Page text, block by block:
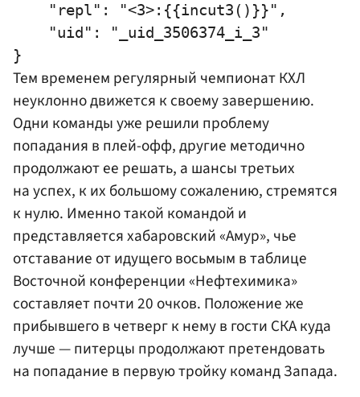
    "repl": "<3>:{{incut3()}}",
    "uid": "_uid_3506374_i_3"
Тем временем регулярный чемпионат КХЛ
неуклонно движется к своему завершению.
Одни команды уже решили проблему
попадания в плей-офф, другие методично
продолжают ее решать, а шансы третьих
на успех, к их большому сожалению, стремятся
к нулю. Именно такой командой и
представляется хабаровский«Амур», чье
отставание от идущего восьмым в таблице
Восточной конференции «Нефтехимика»
составляет почти 20 очков. Положение же
прибывшего в четверг к нему в гости СКА куда
лучше — питерцы продолжают претендовать
на попадание в первую тройку команд Запада.